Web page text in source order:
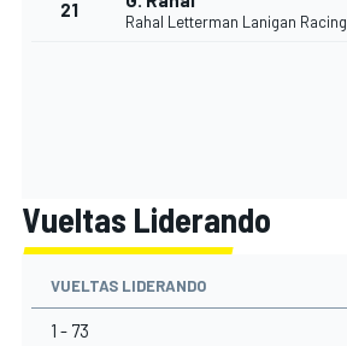
21
Rahal Letterman Lanigan Racing
Vueltas Liderando
VUELTAS LIDERANDO
1 - 73